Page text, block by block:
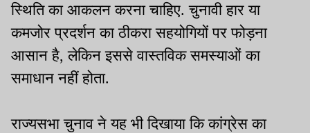
स्थिति का आकलन करना चाहिए. चुनावी हार या
कमजोर प्रदर्शन का ठीकरा सहयोगियों पर फोड़ना
आसान है, लेकिन इससे वास्तविक समस्याओं का
समाधान नहीं होता.
राज्यसभा चुनाव ने यह भी दिखाया कि कांग्रेस का